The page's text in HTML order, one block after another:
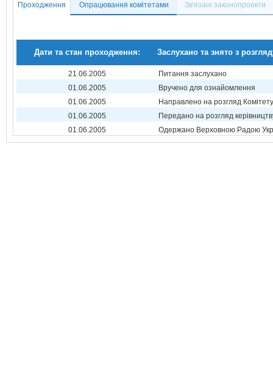
Проходження Опрацювання комітетами Зв'язані законопроекти
Дати та стан проходження: Заслухано та знято з
21.06.2005
Питання заслухано
01.06.2005
Вручено для ознайомлення
01.06.2005
Направлено на розгляд Комітету
01.06.2005
Передано на розгляд
01.06.2005
Одержано Верховною Радою